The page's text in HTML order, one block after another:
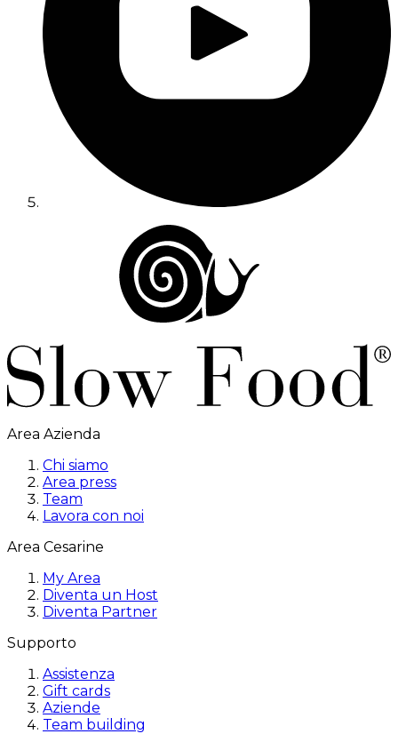
Area Azienda
Chi siamo
Area press
Team
Lavora con noi
Area Cesarine
My Area
Diventa un Host
Diventa Partner
Supporto
Assistenza
Gift cards
Aziende
Team building